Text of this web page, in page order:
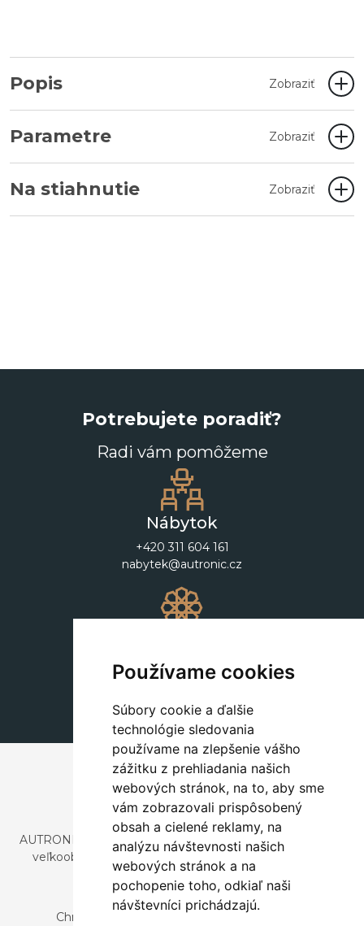
Používame cookies
Súbory cookie a ďalšie
technológie sledovania
používame na zlepšenie vášho
zážitku z prehliadania našich
webových stránok, na to, aby sme
vám zobrazovali prispôsobený
obsah a cielené reklamy, na
analýzu návštevnosti našich
webových stránok a na
pochopenie toho, odkiaľ naši
návštevníci prichádzajú.
Popis Zobraziť
Parametre Zobraziť
Na stiahnutie Zobraziť
Potrebujete poradiť?
Radi vám pomôžeme
Nábytok
+420 311 604 161
nabytek@autronic.cz
+420 311 604 182
dekorace@autronic.cz
AUTRONIC, s.r.o. je spoločnosť zaoberajúca sa dovozom a
veľkoobchodným predajom dizajnového aj štýlového
nábytku a dekorácií.
Česká republika
Chrustenice 270, 267 12 Loděnice u Berouna